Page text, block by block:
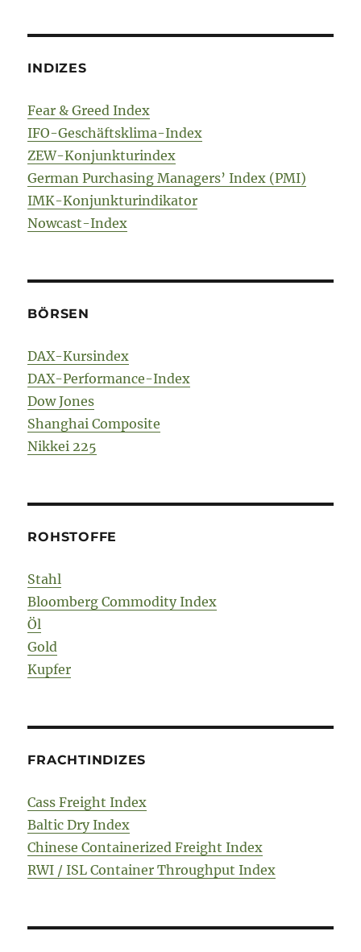
INDIZES
Fear & Greed Index
IFO-Geschäftsklima-Index
ZEW-Konjunkturindex
German Purchasing Managers’ Index (PMI)
IMK-Konjunkturindikator
Nowcast-Index
BÖRSEN
DAX-Kursindex
DAX-Performance-Index
Dow Jones
Shanghai Composite
Nikkei 225
ROHSTOFFE
Stahl
Bloomberg Commodity Index
Öl
Gold
Kupfer
FRACHTINDIZES
Cass Freight Index
Baltic Dry Index
Chinese Containerized Freight Index
RWI / ISL Container Throughput Index